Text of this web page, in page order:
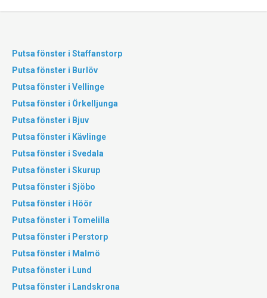
Putsa fönster i Staffanstorp
Putsa fönster i Burlöv
Putsa fönster i Vellinge
Putsa fönster i Örkelljunga
Putsa fönster i Bjuv
Putsa fönster i Kävlinge
Putsa fönster i Svedala
Putsa fönster i Skurup
Putsa fönster i Sjöbo
Putsa fönster i Höör
Putsa fönster i Tomelilla
Putsa fönster i Perstorp
Putsa fönster i Malmö
Putsa fönster i Lund
Putsa fönster i Landskrona